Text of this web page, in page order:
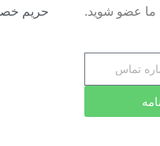
ما عضو شوید.
حریم